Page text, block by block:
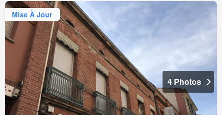
Mise À Jour
4 Photos